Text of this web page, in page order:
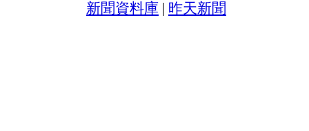
新聞資料庫 昨天新聞